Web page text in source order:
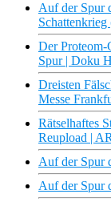
Auf der Spur
Der Proteom-
Spur | Doku
Dreisten
Messe
Rätselhaftes
Reupload |
Auf der Spur
Auf der Spur